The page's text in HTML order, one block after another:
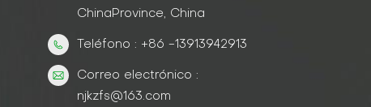
ChinaProvince, China
Teléfono : +86 -13913942913
Correo electrónico :
njkzfs@163.com